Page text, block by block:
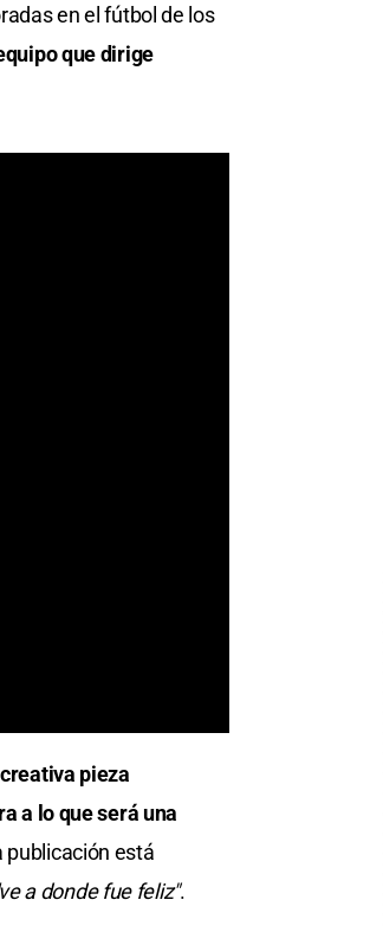
en el fútbol de los
que dirige
creativa pieza
a lo que será una
publicación está
a donde fue feliz".